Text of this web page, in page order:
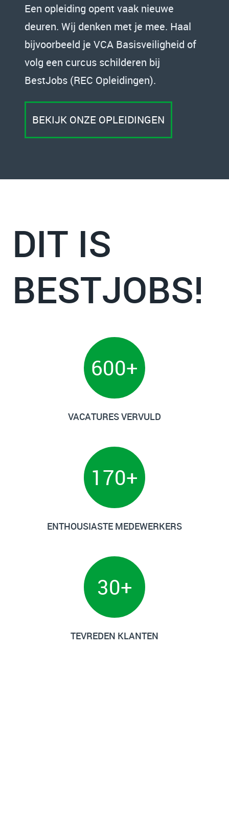
Een opleiding opent vaak nieuwe
deuren. Wij denken met je mee. Haal
bijvoorbeeld je VCA Basisveiligheid of
volg een curcus schilderen bij
BestJobs (REC Opleidingen).
BEKIJK ONZE OPLEIDINGEN
DIT IS
BESTJOBS!
600+
VACATURES VERVULD
170+
ENTHOUSIASTE MEDEWERKERS
30+
TEVREDEN KLANTEN